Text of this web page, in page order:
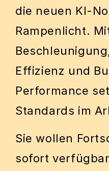
die neuen KI-
Rampenlicht.
Effizienz und
Performance
Standards im
Sie wollen
sofort